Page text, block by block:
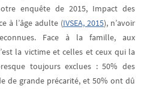
enquête de 2015, Impact des
à l’âge adulte (IVSEA, 2015), n’avoir
Face à la famille, aux
la victime et celles et ceux qui la
toujours exclues : 50% des
de grande précarité, et 50% ont dû